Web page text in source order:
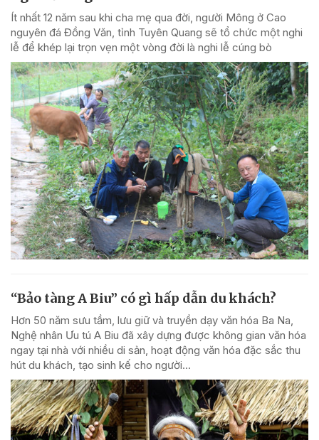
Ít nhất 12 năm sau khi cha mẹ qua đời, người Mông ở Cao
nguyên đá Đồng Văn, tỉnh Tuyên Quang sẽ tổ chức một nghi
lễ để khép lại trọn vẹn một vòng đời là nghi lễ cúng bò
“Bảo tàng A Biu” có gì hấp dẫn du khách?
Hơn 50 năm sưu tầm, lưu giữ và truyền dạy văn hóa Ba Na,
Nghệ nhân Ưu tú A Biu đã xây dựng được không gian văn hóa
ngay tại nhà với nhiều di sản, hoạt động văn hóa đặc sắc thu
hút du khách, tạo sinh kế cho người...